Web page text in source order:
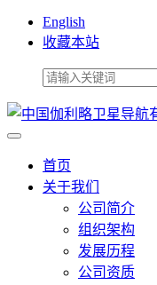
English
收藏本站
首页
关于我们
公司简介
组织架构
发展历程
公司资质